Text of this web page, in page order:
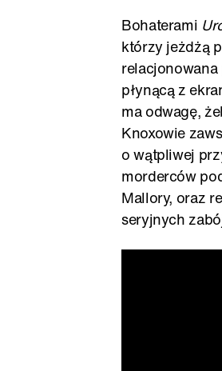
Bohaterami
którzy jeżdżą
płynącą z
ma odwagę,
Knoxowie
o wątpliwej
morderców
Mallory, oraz
seryjnych